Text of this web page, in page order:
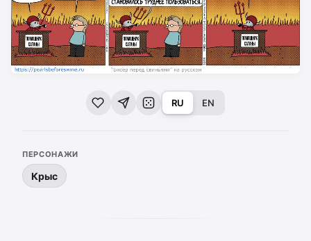
RU EN
ПЕРСОНАЖИ
Крыс